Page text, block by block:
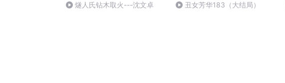
燧人氏钻木取火---沈文卓 丑女芳华183（大结局）